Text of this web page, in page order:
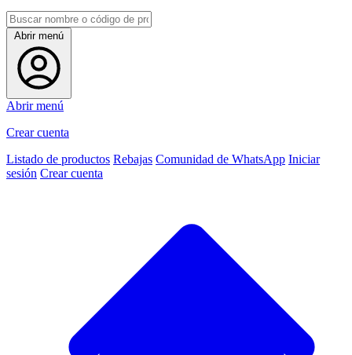
Abrir menú
Abrir menú
Crear cuenta
Listado de productos Rebajas Comunidad de WhatsApp Iniciar
sesión Crear cuenta